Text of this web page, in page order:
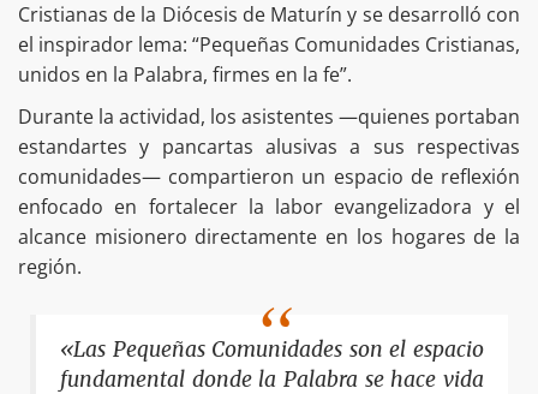
Cristianas de la Diócesis de Maturín y se desarrolló con
el inspirador lema: “Pequeñas Comunidades Cristianas,
unidos en la Palabra, firmes en la fe”.
Durante la actividad, los asistentes —quienes portaban
estandartes y pancartas alusivas a sus respectivas
comunidades— compartieron un espacio de reflexión
enfocado en fortalecer la labor evangelizadora y el
alcance misionero directamente en los hogares de la
región.
«Las Pequeñas Comunidades son el espacio
fundamental donde la Palabra se hace vida